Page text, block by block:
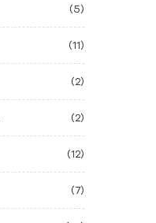
(5)
(11)
(2)
(2)
(12)
(7)